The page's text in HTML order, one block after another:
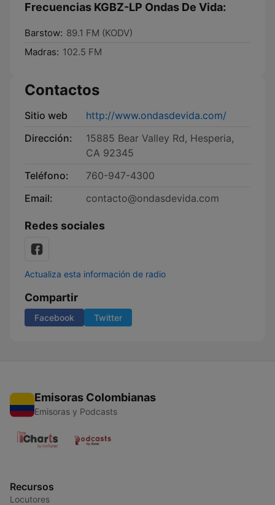
Frecuencias KGBZ-LP Ondas De Vida:
Barstow: 89.1 FM (KODV)
Madras: 102.5 FM
Contactos
Sitio web
http://www.ondasdevida.com/
Dirección:
15885 Bear Valley Rd, Hesperia,
CA 92345
Teléfono:
760-947-4300
Email:
contacto@ondasdevida.com
Redes sociales
Actualiza esta información de radio
Compartir
Facebook Twitter
Emisoras Colombianas
Emisoras y Podcasts
Recursos
Locutores